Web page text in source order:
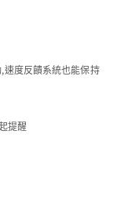
速度反饋系統也能保持
提醒